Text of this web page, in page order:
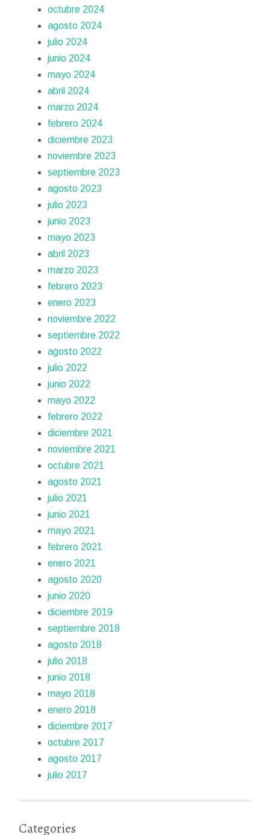
octubre 2024
agosto 2024
julio 2024
junio 2024
mayo 2024
abril 2024
marzo 2024
febrero 2024
diciembre 2023
noviembre 2023
septiembre 2023
agosto 2023
julio 2023
junio 2023
mayo 2023
abril 2023
marzo 2023
febrero 2023
enero 2023
noviembre 2022
septiembre 2022
agosto 2022
julio 2022
junio 2022
mayo 2022
febrero 2022
diciembre 2021
noviembre 2021
octubre 2021
agosto 2021
julio 2021
junio 2021
mayo 2021
febrero 2021
enero 2021
agosto 2020
junio 2020
diciembre 2019
septiembre 2018
agosto 2018
julio 2018
junio 2018
mayo 2018
enero 2018
diciembre 2017
octubre 2017
agosto 2017
julio 2017
Categories